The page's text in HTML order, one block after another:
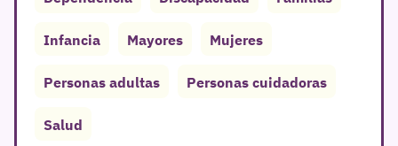
Infancia Mayores Mujeres
Personas adultas Personas cuidadoras
Salud